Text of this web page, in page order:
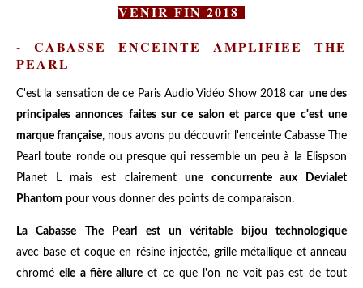
VENIR FIN 2018
- CABASSE ENCEINTE AMPLIFIEE THE
PEARL
C'est la sensation de ce Paris Audio Vidéo Show 2018 car une des
principales annonces faites sur ce salon et parce que c'est une
marque française, nous avons pu découvrir l'enceinte Cabasse The
Pearl toute ronde ou presque qui ressemble un peu à la Elispson
Planet L mais est clairementune concurrente aux Devialet
Phantom pour vous donner des points de comparaison.
La Cabasse The Pearl est un véritable bijou technologique
avec base et coque en résine injectée, grille métallique et anneau
chroméelle a fière allure et ce que l'on ne voit pas est de tout